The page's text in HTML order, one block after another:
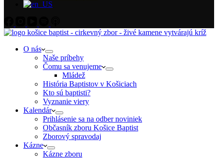
O nás
Naše príbehy
Čomu sa venujeme
Mládež
História Baptistov v Košiciach
Kto sú baptisti?
Vyznanie viery
Kalendár
Prihlásenie sa na odber noviniek
Občasník zboru Košice Baptist
Zborový spravodaj
Kázne
Kázne zboru